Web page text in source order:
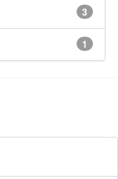
3
1